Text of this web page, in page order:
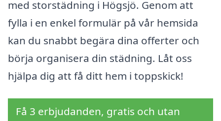
med storstädning i Högsjö. Genom att
fylla i en enkel formulär på vår hemsida
kan du snabbt begära dina offerter och
börja organisera din städning. Låt oss
hjälpa dig att få ditt hem i toppskick!
Få 3 erbjudanden, gratis och utan